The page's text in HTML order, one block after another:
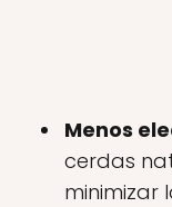
Menos
cerdas
minimizar